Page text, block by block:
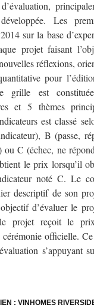
Les
sur la base
projet faisant
réflexions,
pour
grille est
et 5 thèmes
est classé
B (passe,
ou C (échec, ne
le prix lorsqu’il
noté C. Le
descriptif de son
d’évaluer le
projet reçoit le
officielle.
s’appuyant
: VINHOMES